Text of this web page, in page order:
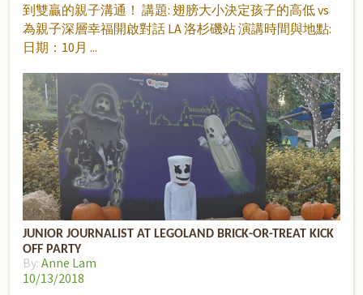
到雙贏的親子溝通！ 講題: 翅膀大小決定孩子的高低 vs
為親子深層幸福開啟對話 LA 洛杉磯站 演講時間與地點:
日期：10月
JUNIOR JOURNALIST AT LEGOLAND BRICK-OR-TREAT KICK
OFF PARTY
By: Anne Lam
10/13/2018